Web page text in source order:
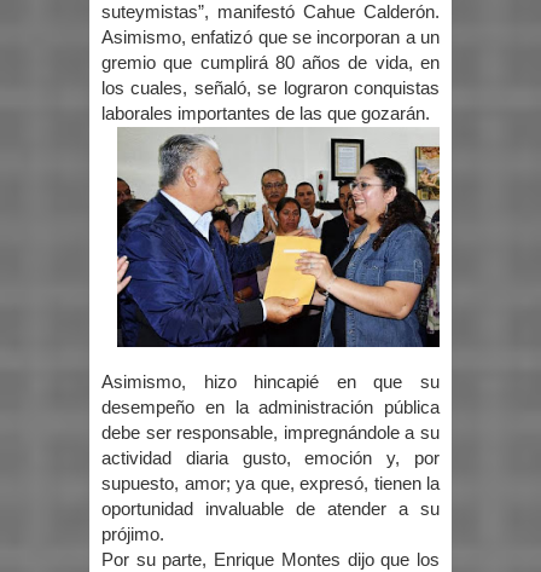
suteymistas”, manifestó Cahue Calderón.
Asimismo, enfatizó que se incorporan a un
gremio que cumplirá 80 años de vida, en
los cuales, señaló, se lograron conquistas
laborales importantes de las que gozarán.
Asimismo, hizo hincapié en que su
desempeño en la administración pública
debe ser responsable, impregnándole a su
actividad diaria gusto, emoción y, por
supuesto, amor; ya que, expresó, tienen la
oportunidad invaluable de atender a su
prójimo.
Por su parte, Enrique Montes dijo que los